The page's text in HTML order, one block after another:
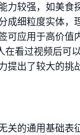
力较强，如美
成细粒度实体，
可应用于高价
在看过视频后可
出了较大的挑战
关的通用基础